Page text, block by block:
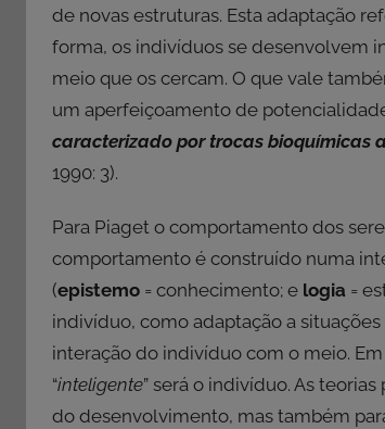
de novas estruturas. Esta adaptação
forma, os indivíduos se desenvolvem
meio que os cercam. O que vale
um aperfeiçoamento de
caracterizado por trocas bioquímicas
1990: 3).
Para Piaget o comportamento dos
comportamento é construído numa
(epistemo = conhecimento; e logia =
indivíduo, como adaptação a
interação do indivíduo com o meio.
“inteligente” será o indivíduo. As
do desenvolvimento, mas também